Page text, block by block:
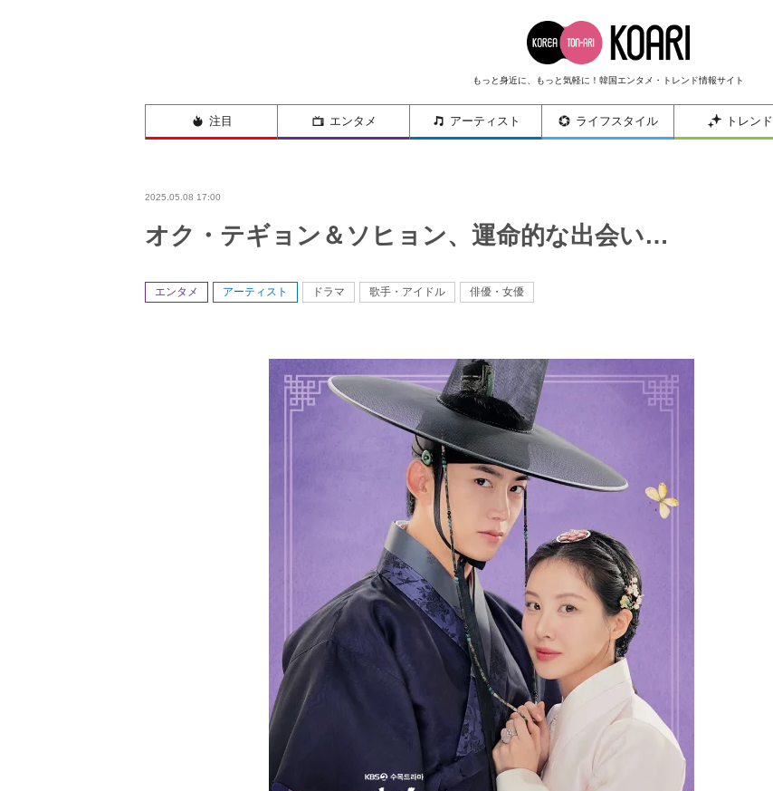
もっと身近に、もっと気軽に！韓国エンタメ・トレンド情報サイト
注目 エンタメ アーティスト ライフスタイル トレンド
2025.05.08 17:00
オク・テギョン＆ソヒョン、運命的な出会い…
エンタメ アーティスト ドラマ 歌手・アイドル 俳優・女優